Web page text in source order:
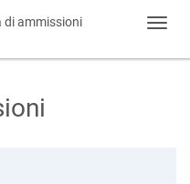
di ammissioni